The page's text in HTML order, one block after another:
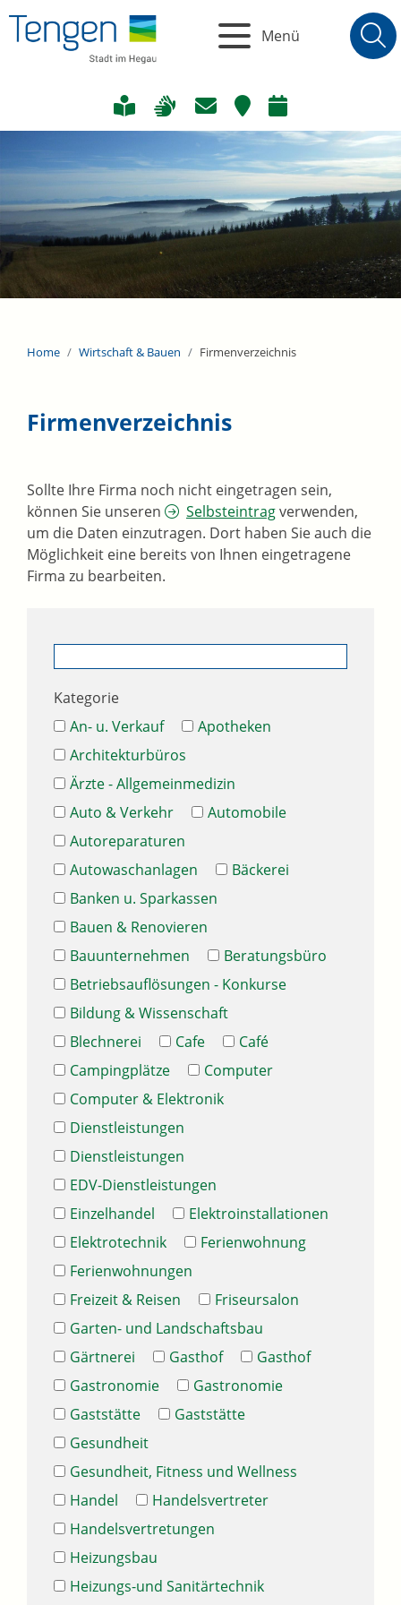
Menü
Home Wirtschaft & Bauen Firmenverzeichnis
Firmenverzeichnis
Sollte Ihre Firma noch nicht eingetragen sein,
können Sie unseren
Selbsteintragverwenden,
um die Daten einzutragen. Dort haben Sie auch die
Möglichkeit eine bereits von Ihnen eingetragene
Firma zu bearbeiten.
Kategorie
An- u. Verkauf
Apotheken
Architekturbüros
Ärzte - Allgemeinmedizin
Auto & Verkehr
Automobile
Autoreparaturen
Autowaschanlagen
Bäckerei
Banken u. Sparkassen
Bauen & Renovieren
Bauunternehmen
Beratungsbüro
Betriebsauflösungen - Konkurse
Bildung & Wissenschaft
Blechnerei
Cafe
Café
Campingplätze
Computer
Computer & Elektronik
Dienstleistungen
Dienstleistungen
EDV-Dienstleistungen
Einzelhandel
Elektroinstallationen
Elektrotechnik
Ferienwohnung
Ferienwohnungen
Freizeit & Reisen
Friseursalon
Garten- und Landschaftsbau
Gärtnerei
Gasthof
Gasthof
Gastronomie
Gastronomie
Gaststätte
Gaststätte
Gesundheit
Gesundheit, Fitness und Wellness
Handel
Handelsvertreter
Handelsvertretungen
Heizungsbau
Heizungs-und Sanitärtechnik